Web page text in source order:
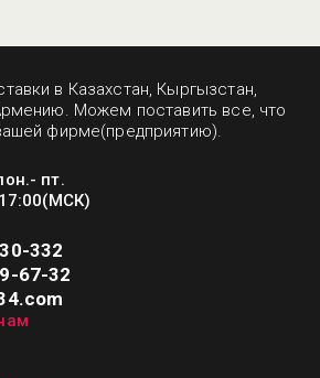
в Казахстан, Кыргызстан,
Можем поставить все, что
фирме(предприятию).
пт.
332
67-32